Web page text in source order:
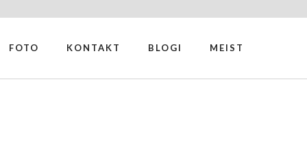
FOTO KONTAKT BLOGI MEIST